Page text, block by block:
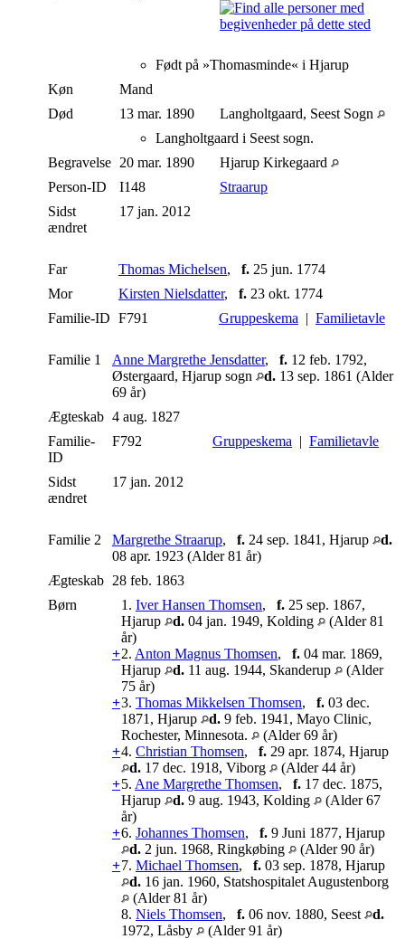
Født på »Thomasminde« i Hjarup
Køn
Mand
Død
13 mar. 1890
Langholtgaard, Seest Sogn
Langholtgaard i Seest sogn.
Begravelse 20 mar. 1890
Hjarup Kirkegaard
Person-ID
I148
Straarup
Sidst
ændret
17 jan. 2012
Far Thomas Michelsen, f. 25 jun. 1774
Mor
Kirsten Nielsdatter, f. 23 okt. 1774
Familie-ID F791 Gruppeskema | Familietavle
Familie 1 Anne Margrethe Jensdatter, f. 12 feb. 1792,
Østergaard, Hjarup sogn
d. 13 sep. 1861 (Alder
69 år)
Ægteskab 4 aug. 1827
Familie-
ID
F792 Gruppeskema | Familietavle
Sidst
ændret
17 jan. 2012
Familie 2 Margrethe Straarup, f. 24 sep. 1841, Hjarup
d.
08 apr. 1923 (Alder 81 år)
Ægteskab 28 feb. 1863
Børn
1. Iver Hansen Thomsen, f. 25 sep. 1867,
Hjarup
d. 04 jan. 1949, Kolding
(Alder 81
år)
+2. Anton Magnus Thomsen, f. 04 mar. 1869,
Hjarup
d. 11 aug. 1944, Skanderup
(Alder
75 år)
+3. Thomas Mikkelsen Thomsen, f. 03 dec.
1871, Hjarup
d. 9 feb. 1941, Mayo Clinic,
Rochester, Minnesota.
(Alder 69 år)
+4. Christian Thomsen, f. 29 apr. 1874, Hjarup
d. 17 dec. 1918, Viborg
(Alder 44 år)
+5. Ane Margrethe Thomsen, f. 17 dec. 1875,
Hjarup
d. 9 aug. 1943, Kolding
(Alder 67
år)
+6. Johannes Thomsen, f. 9 Juni 1877, Hjarup
d. 2 jun. 1968, Ringkøbing
(Alder 90 år)
+7. Michael Thomsen, f. 03 sep. 1878, Hjarup
d. 16 jan. 1960, Statshospitalet Augustenborg
(Alder 81 år)
8. Niels Thomsen, f. 06 nov. 1880, Seest
d.
1972, Låsby
(Alder 91 år)